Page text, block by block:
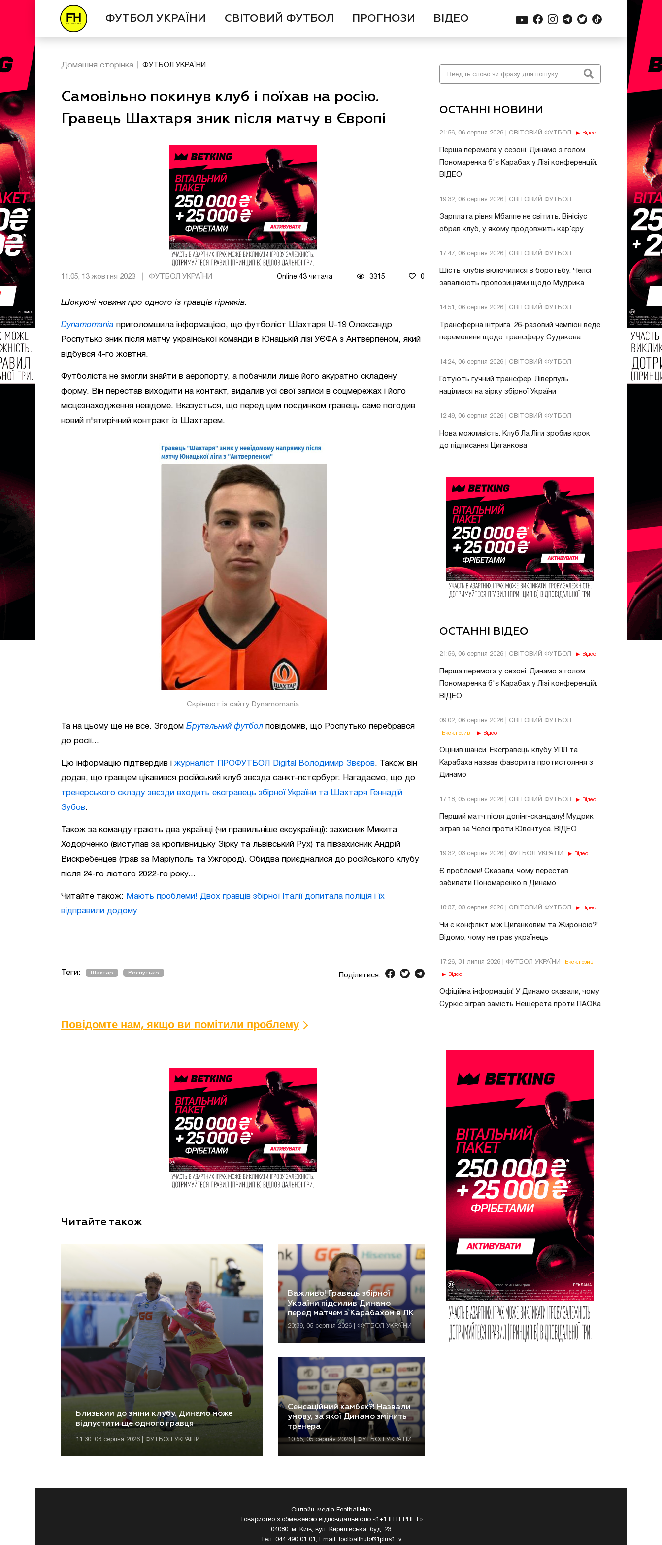
ФУТБОЛ УКРАЇНИ СВІТОВИЙ ФУТБОЛ ПРОГНОЗИ ВІДЕО
ОСТАННІ НОВИНИ
21:56, 06 серпня 2026 | СВІТОВИЙ ФУТБОЛ Відео
Перша перемога у сезоні. Динамо з голом
Пономаренка б'є Карабах у Лізі конференцій.
ВІДЕО
19:32, 06 серпня 2026 | СВІТОВИЙ ФУТБОЛ
Зарплата рівня Мбаппе не світить. Вінісіус
обрав клуб, у якому продовжить кар’єру
17:47, 06 серпня 2026 | СВІТОВИЙ ФУТБОЛ
Шість клубів включилися в боротьбу. Челсі
завалюють пропозиціями щодо Мудрика
14:51, 06 серпня 2026 | СВІТОВИЙ ФУТБОЛ
Трансферна інтрига. 26-разовий чемпіон веде
перемовини щодо трансферу Судакова
14:24, 06 серпня 2026 | СВІТОВИЙ ФУТБОЛ
Готують гучний трансфер. Ліверпуль
націлився на зірку збірної України
12:49, 06 серпня 2026 | СВІТОВИЙ ФУТБОЛ
Нова можливість. Клуб Ла Ліги зробив крок
до підписання Циганкова
ОСТАННІ ВІДЕО
21:56, 06 серпня 2026 | СВІТОВИЙ ФУТБОЛ Відео
Перша перемога у сезоні. Динамо з голом
Пономаренка б'є Карабах у Лізі конференцій.
ВІДЕО
09:02, 06 серпня 2026 | СВІТОВИЙ ФУТБОЛ
Ексклюзив Відео
Оцінив шанси. Ексгравець клубу УПЛ та
Карабаха назвав фаворита протистояння з
Динамо
17:18, 05 серпня 2026 | СВІТОВИЙ ФУТБОЛ Відео
Перший матч після допінг-скандалу! Мудрик
зіграв за Челсі проти Ювентуса. ВІДЕО
19:32, 03 серпня 2026 | ФУТБОЛ УКРАЇНИ Відео
Є проблеми! Сказали, чому перестав
забивати Пономаренко в Динамо
18:37, 03 серпня 2026 | СВІТОВИЙ ФУТБОЛ Відео
Чи є конфлікт між Циганковим та Жироною?!
Відомо, чому не грає українець
17:26, 31 липня 2026 | ФУТБОЛ УКРАЇНИ Ексклюзив
Відео
Офіційна інформація! У Динамо сказали, чому
Суркіс зіграв замість Нещерета проти ПАОКа
Домашня сторінка ФУТБОЛ УКРАЇНИ
Самовільно покинув клуб і поїхав на росію.
Гравець Шахтаря зник після матчу в Європі
11:05, 13 жовтня 2023 ФУТБОЛ УКРАЇНИ Online 43 читача 3315 0
Шокуючі новини про одного із гравців гірників.
Dynamomania приголомшила інформацією, що футболіст Шахтаря U-19 Олександр
Роспутько зник після матчу української команди в Юнацькій лізі УЄФА з Антверпеном, який
відбувся 4-го жовтня.
Футболіста не змогли знайти в аеропорту, а побачили лише його акуратно складену
форму. Він перестав виходити на контакт, видалив усі свої записи в соцмережах і його
місцезнаходження невідоме. Вказується, що перед цим поєдинком гравець саме погодив
новий п'ятирічний контракт із Шахтарем.
Скріншот із сайту Dynamomania
Та на цьому ще не все. Згодом Брутальний футбол повідомив, що Роспутько перебрався
до росії...
Цю інформацію підтвердив і журналіст ПРОФУТБОЛ Digital Володимир Звєров. Також він
додав, що гравцем цікавився російський клуб звєзда санкт-пєтєрбург. Нагадаємо, що до
тренерського складу звєзди входить ексгравець збірної України та Шахтаря Геннадій
Зубов.
Також за команду грають два українці (чи правильніше ексукраїнці): захисник Микита
Ходорченко (виступав за кропивницьку Зірку та львівський Рух) та півзахисник Андрій
Вискребенцев (грав за Маріуполь та Ужгород). Обидва приєдналися до російського клубу
після 24-го лютого 2022-го року...
Читайте також: Мають проблеми! Двох гравців збірної Італії допитала поліція і їх
відправили додому
Теги: Шахтар Роспутько Поділитися:
Повідомте нам, якщо ви помітили проблему
Читайте також
Близький до зміни клубу. Динамо може
відпустити ще одного гравця
11:30, 06 серпня 2026 | ФУТБОЛ УКРАЇНИ
Важливо! Гравець збірної
України підсилив Динамо
перед матчем з Карабахом в ЛК
20:39, 05 серпня 2026 | ФУТБОЛ УКРАЇНИ
Сенсаційний камбек?! Назвали
умову, за якої Динамо змінить
тренера
10:55, 05 серпня 2026 | ФУТБОЛ УКРАЇНИ
Онлайн-медіа FootballHub
Товариство з обмеженою відповідальністю «1+1 ІНТЕРНЕТ»
04080, м. Київ, вул. Кирилівська, буд. 23
Тел. 044 490 01 01, Email:footballhub@1plus1.tv